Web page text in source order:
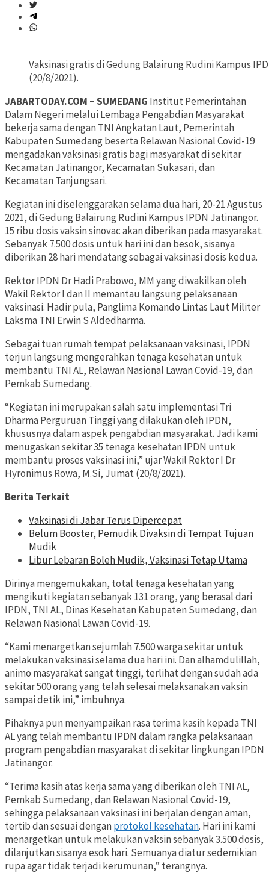
Vaksinasi gratis di Gedung Balairung Rudini Kampus
(20/8/2021).
JABARTODAY.COM – SUMEDANG Institut Pemerintahan
Dalam Negeri melalui Lembaga Pengabdian Masyarakat
bekerja sama dengan TNI Angkatan Laut, Pemerintah
Kabupaten Sumedang beserta Relawan Nasional Covid-19
mengadakan vaksinasi gratis bagi masyarakat di sekitar
Kecamatan Jatinangor, Kecamatan Sukasari, dan
Kecamatan Tanjungsari.
Kegiatan ini diselenggarakan selama dua hari, 20-21 Agustus
2021, di Gedung Balairung Rudini Kampus IPDN Jatinangor.
15 ribu dosis vaksin sinovac akan diberikan pada masyarakat.
Sebanyak 7.500 dosis untuk hari ini dan besok, sisanya
diberikan 28 hari mendatang sebagai vaksinasi dosis kedua.
Rektor IPDN Dr Hadi Prabowo, MM yang diwakilkan oleh
Wakil Rektor I dan II memantau langsung pelaksanaan
vaksinasi. Hadir pula, Panglima Komando Lintas Laut Militer
Laksma TNI Erwin S Aldedharma.
Sebagai tuan rumah tempat pelaksanaan vaksinasi, IPDN
terjun langsung mengerahkan tenaga kesehatan untuk
membantu TNI AL, Relawan Nasional Lawan Covid-19, dan
Pemkab Sumedang.
“Kegiatan ini merupakan salah satu implementasi Tri
Dharma Perguruan Tinggi yang dilakukan oleh IPDN,
khususnya dalam aspek pengabdian masyarakat. Jadi kami
menugaskan sekitar 35 tenaga kesehatan IPDN untuk
membantu proses vaksinasi ini,” ujar Wakil Rektor I Dr
Hyronimus Rowa, M.Si, Jumat (20/8/2021).
Berita Terkait
Vaksinasi di Jabar Terus Dipercepat
Belum Booster, Pemudik Divaksin di Tempat Tujuan
Mudik
Libur Lebaran Boleh Mudik, Vaksinasi Tetap Utama
Dirinya mengemukakan, total tenaga kesehatan yang
mengikuti kegiatan sebanyak 131 orang, yang berasal dari
IPDN, TNI AL, Dinas Kesehatan Kabupaten Sumedang, dan
Relawan Nasional Lawan Covid-19.
“Kami menargetkan sejumlah 7.500 warga sekitar untuk
melakukan vaksinasi selama dua hari ini. Dan alhamdulillah,
animo masyarakat sangat tinggi, terlihat dengan sudah ada
sekitar 500 orang yang telah selesai melaksanakan vaksin
sampai detik ini,” imbuhnya.
Pihaknya pun menyampaikan rasa terima kasih kepada TNI
AL yang telah membantu IPDN dalam rangka pelaksanaan
program pengabdian masyarakat di sekitar lingkungan IPDN
Jatinangor.
“Terima kasih atas kerja sama yang diberikan oleh TNI AL,
Pemkab Sumedang, dan Relawan Nasional Covid-19,
sehingga pelaksanaan vaksinasi ini berjalan dengan aman,
tertib dan sesuai denganprotokol kesehatan. Hari ini kami
menargetkan untuk melakukan vaksin sebanyak 3.500 dosis,
dilanjutkan sisanya esok hari. Semuanya diatur sedemikian
rupa agar tidak terjadi kerumunan,” terangnya.